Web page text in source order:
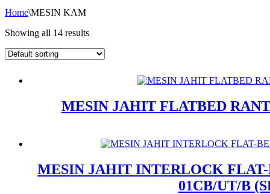
Home\MESIN KAM
Showing all 14 results
MESIN JAHIT FLATBED
MESIN JAHIT INTERLOCK
01CB/UT/B